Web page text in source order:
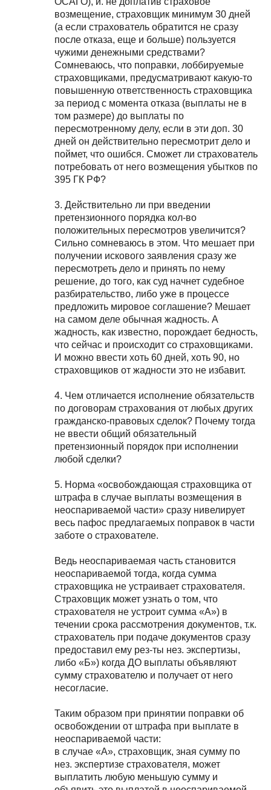
возмещение, страховщик минимум 30 дней
(а если страхователь обратится не сразу
после отказа, еще и больше) пользуется
чужими денежными средствами?
Сомневаюсь, что поправки, лоббируемые
страховщиками, предусматривают какую-то
повышенную ответственность страховщика
за период с момента отказа (выплаты не в
том размере) до выплаты по
пересмотренному делу, если в эти доп. 30
дней он действительно пересмотрит дело и
поймет, что ошибся. Сможет ли страхователь
потребовать от него возмещения убытков по
395 ГК РФ?
3. Действительно ли при введении
претензионного порядка кол-во
положительных пересмотров увеличится?
Сильно сомневаюсь в этом. Что мешает при
получении искового заявления сразу же
пересмотреть дело и принять по нему
решение, до того, как суд начнет судебное
разбирательство, либо уже в процессе
предложить мировое соглашение? Мешает
на самом деле обычная жадность. А
жадность, как известно, порождает бедность,
что сейчас и происходит со страховщиками.
И можно ввести хоть 60 дней, хоть 90, но
страховщиков от жадности это не избавит.
4. Чем отличается исполнение обязательств
по договорам страхования от любых других
гражданско-правовых сделок? Почему тогда
не ввести общий обязательный
претензионный порядок при исполнении
любой сделки?
5. Норма «освобождающая страховщика от
штрафа в случае выплаты возмещения в
неоспариваемой части» сразу нивелирует
весь пафос предлагаемых поправок в части
заботе о страхователе.
Ведь неоспариваемая часть становится
неоспариваемой тогда, когда сумма
страховщика не устраивает страхователя.
Страховщик может узнать о том, что
страхователя не устроит сумма «А») в
течении срока рассмотрения документов, т.к.
страхователь при подаче документов сразу
предоставил ему рез-ты нез. экспертизы,
либо «Б») когда ДО выплаты объявляют
сумму страхователю и получает от него
несогласие.
Таким образом при принятии поправки об
освобождении от штрафа при выплате в
неоспариваемой части:
в случае «А», страховщик, зная сумму по
нез. экспертизе страхователя, может
выплатить любую меньшую сумму и